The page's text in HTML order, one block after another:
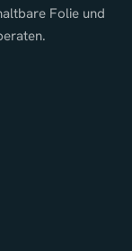
Folie und